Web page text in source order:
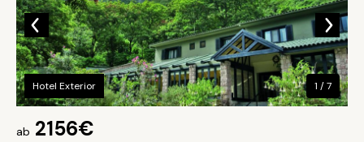
ab 2156€
Hotel Exterior 1 / 7